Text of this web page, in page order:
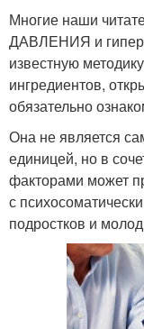
Многие наши
ДАВЛЕНИЯ и
известную
ингредиентов,
обязательно
Она не является
единицей, но в
факторами может
с
подростков и